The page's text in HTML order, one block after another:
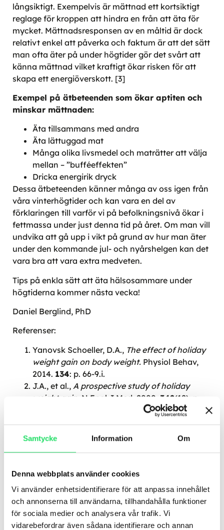
Samtycke Information Om
Denna webbplats använder cookies
Vi använder enhetsidentifierare för att anpassa innehållet
och annonserna till användarna, tillhandahålla funktioner
för sociala medier och analysera vår trafik. Vi
vidarebefordrar även sådana identifierare och annan
långsiktigt. Exempelvis är mättnad ett kortsiktigt
reglage för kroppen att hindra en från att äta för
mycket. Mättnadsresponsen av en måltid är dock
relativt enkel att påverka och faktum är att det sätt
man ofta äter på under högtider gör det svårt att
känna mättnad vilket kraftigt ökar risken för att
skapa ett energiöverskott. [3]
Exempel på ätbeteenden som ökar aptiten och
minskar mättnaden:
Äta tillsammans med andra
Äta lättuggad mat
Många olika livsmedel och maträtter att välja
mellan – ”bufféeffekten”
Dricka energirik dryck
Dessa ätbeteenden känner många av oss igen från
våra vinterhögtider och kan vara en del av
förklaringen till varför vi på befolkningsnivå ökar i
fettmassa under just denna tid på året. Om man vill
undvika att gå upp i vikt på grund av hur man äter
under den kommande jul- och nyårshelgen kan det
vara bra att vara extra medveten.
Tips på enkla sätt att äta hälsosammare under
högtiderna kommer nästa vecka!
Daniel Berglind, PhD
Referenser:
Yanovsk Schoeller, D.A., The effect of holiday
weight gain on body weight. Physiol Behav,
2014. 134: p. 66-9.i.
J.A., et al., A prospective study of holiday
weight gain. N Engl J Med, 2000. 342(12): p.
the real world of humans.
Nutrition, 2000.
16(10): p. 800-13.
Dela: